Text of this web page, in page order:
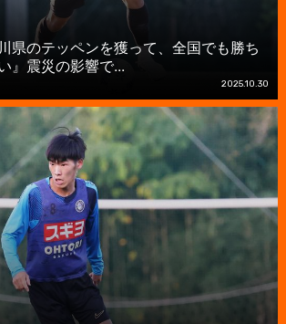
県のテッペンを獲って、全国でも勝ち
』震災の影響で...
2025.10.30